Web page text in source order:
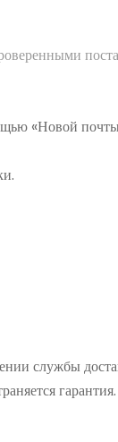
«Новой
службы
гарантия.